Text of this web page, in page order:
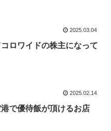
2025.03.04
ロワイドの株主になって
2025.02.14
で優待飯が頂けるお店